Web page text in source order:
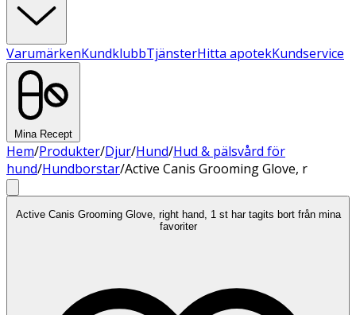
VarumärkenKundklubbTjänsterHitta apotekKundservice
Mina Recept
Hem/Produkter/Djur/Hund/Hud & pälsvård för
hund/Hundborstar/Active Canis Grooming Glove, r
Active Canis Grooming Glove, right hand, 1 st har tagits bort från mina
favoriter